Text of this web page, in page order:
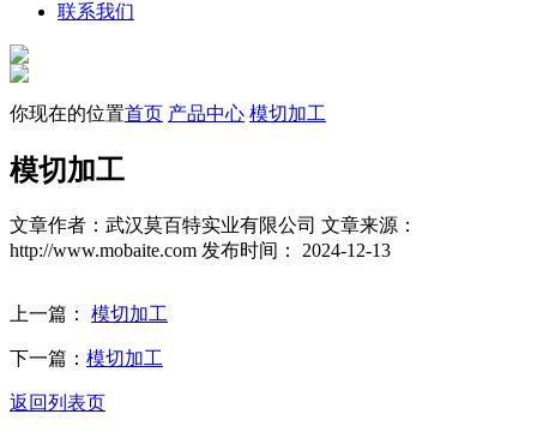
联系我们
你现在的位置首页 产品中心 模切加工
模切加工
文章作者：武汉莫百特实业有限公司 文章来源：
http://www.mobaite.com 发布时间： 2024-12-13
上一篇： 模切加工
下一篇： 模切加工
返回列表页